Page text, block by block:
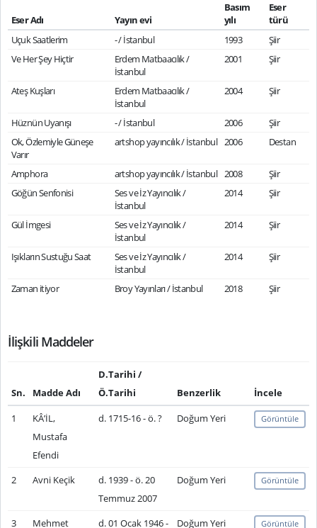
Eser Adı Yayın evi
Basım
yılı
Eser
türü
Uçuk Saatlerim
- / İstanbul 1993
Şiir
Ve Her Şey Hiçtir
Erdem Matbaacılık /
İstanbul
2001 Şiir
Ateş Kuşları
Erdem Matbaacılık /
İstanbul
2004 Şiir
Hüznün Uyanışı - / İstanbul 2006
Şiir
Ok, Özlemiyle Güneşe
Varır
artshop yayıncılık / İstanbul 2006 Destan
Amphora artshop yayıncılık / İstanbul 2008
Şiir
Göğün Senfonisi
Ses ve İz Yayıncılık /
İstanbul
2014 Şiir
Gül İmgesi
Ses ve İz Yayıncılık /
İstanbul
2014 Şiir
Işıkların Sustuğu Saat
Ses ve İz Yayıncılık /
İstanbul
2014 Şiir
Zaman itiyor Broy Yayınları / İstanbul 2018 Şiir
İlişkili Maddeler
Sn. Madde Adı
D.Tarihi /
Ö.Tarihi
Benzerlik
İncele
1
KÂ’İL,
Mustafa
Efendi
d. 1715-16 - ö. ? Doğum Yeri Görüntüle
2 Avni Keçik
d. 1939 - ö. 20
Temmuz 2007
Doğum Yeri Görüntüle
3
Mehmet
d. 01 Ocak 1946 -
Doğum Yeri Görüntüle